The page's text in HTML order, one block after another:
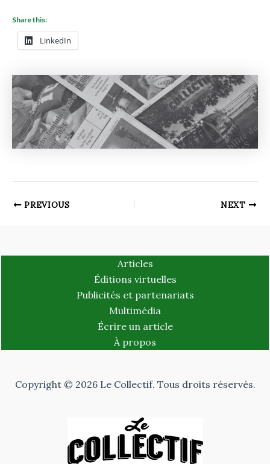
Share this:
LinkedIn
PREVIOUS NEXT
Articles
Éditions virtuelles
Publicités et partenariats
Multimédia
Écrire un article
À propos
Copyright © 2026 Le Collectif. Tous droits réservés.